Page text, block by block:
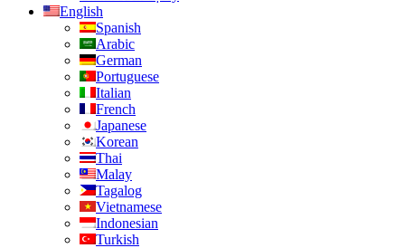
English
Spanish
Arabic
German
Portuguese
Italian
French
Japanese
Korean
Thai
Malay
Tagalog
Vietnamese
Indonesian
Turkish